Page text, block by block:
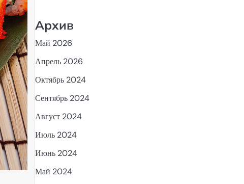
Архив
Май 2026
Апрель 2026
Октябрь 2024
Сентябрь 2024
Август 2024
Июль 2024
Июнь 2024
Май 2024